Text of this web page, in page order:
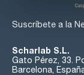
Suscríbete a la
Scharlab S.L.
Gato Pérez, 33.
Barcelona,